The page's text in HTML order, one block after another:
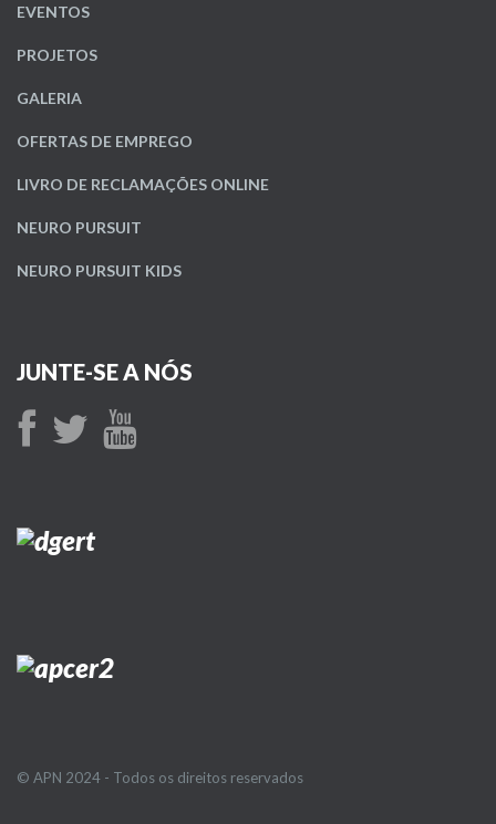
EVENTOS
PROJETOS
GALERIA
OFERTAS DE EMPREGO
LIVRO DE RECLAMAÇÕES ONLINE
NEURO PURSUIT
NEURO PURSUIT KIDS
JUNTE-SE A NÓS
© APN 2024 - Todos os direitos reservados